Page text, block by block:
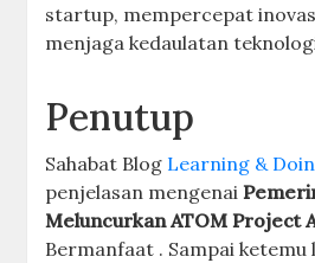
startup, mempercepat
menjaga kedaulatan
Penutup
Sahabat Blog Learning &
penjelasan mengenai
Meluncurkan ATOM Project
Bermanfaat . Sampai